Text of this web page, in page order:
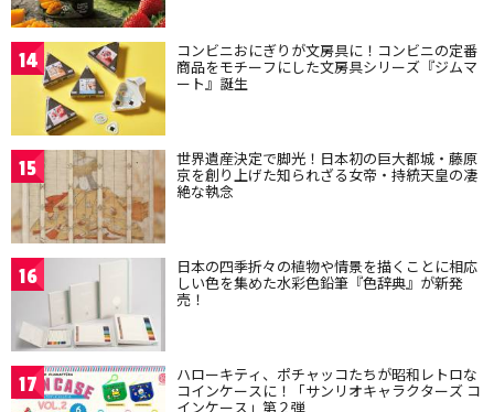
14 コンビニおにぎりが文房具に！コンビニの定番
商品をモチーフにした文房具シリーズ『ジムマ
ート』誕生
15 世界遺産決定で脚光！日本初の巨大都城・藤原
京を創り上げた知られざる女帝・持統天皇の凄
絶な執念
16 日本の四季折々の植物や情景を描くことに相応
しい色を集めた水彩色鉛筆『色辞典』が新発
売！
17 ハローキティ、ポチャッコたちが昭和レトロな
コインケースに！「サンリオキャラクターズ コ
インケース」第２弾